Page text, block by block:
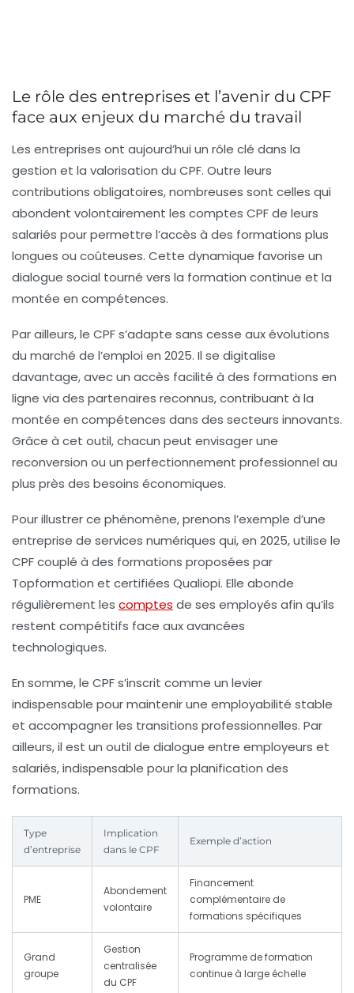
Le rôle des entreprises et l’avenir du CPF
face aux enjeux du marché du travail
Les entreprises ont aujourd’hui un rôle clé dans la
gestion et la valorisation du CPF. Outre leurs
contributions obligatoires, nombreuses sont celles qui
abondent volontairement les comptes CPF de leurs
salariés pour permettre l’accès à des formations plus
longues ou coûteuses. Cette dynamique favorise un
dialogue social tourné vers la formation continue et la
montée en compétences.
Par ailleurs, le CPF s’adapte sans cesse aux évolutions
du marché de l’emploi en 2025. Il se digitalise
davantage, avec un accès facilité à des formations en
ligne via des partenaires reconnus, contribuant à la
montée en compétences dans des secteurs innovants.
Grâce à cet outil, chacun peut envisager une
reconversion ou un perfectionnement professionnel au
plus près des besoins économiques.
Pour illustrer ce phénomène, prenons l’exemple d’une
entreprise de services numériques qui, en 2025, utilise le
CPF couplé à des formations proposées par
Topformation et certifiées Qualiopi. Elle abonde
régulièrement les comptes de ses employés afin qu’ils
restent compétitifs face aux avancées
technologiques.
En somme, le CPF s’inscrit comme un levier
indispensable pour maintenir une employabilité stable
et accompagner les transitions professionnelles. Par
ailleurs, il est un outil de dialogue entre employeurs et
salariés, indispensable pour la planification des
formations.
Type
d’entreprise
Implication
dans le CPF
Exemple d’action
PME
Abondement
volontaire
Financement
complémentaire de
formations spécifiques
Grand
groupe
Gestion
centralisée
du CPF
Programme de formation
continue à large échelle